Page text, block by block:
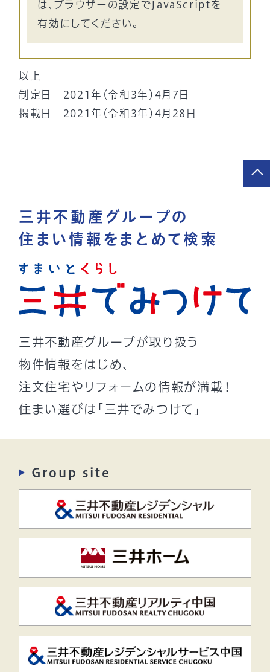
は、ブラウザーの設定でJavaScriptを
有効にしてください。
以上
制定日 2021年（令和3年）4月7日
掲載日 2021年（令和3年）4月28日
三井不動産グループの
住まい情報をまとめて検索
三井不動産グループが取り扱う
物件情報をはじめ、
注文住宅やリフォームの情報が満載！
住まい選びは「三井でみつけて」
Group site